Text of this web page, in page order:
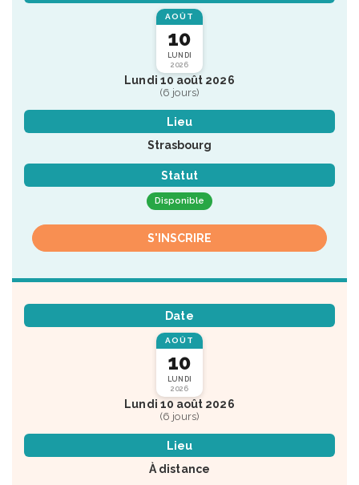
AOÛT
10
LUNDI
2026
Lundi 10 août 2026
(6 jours)
Lieu
Strasbourg
Statut
Disponible
S'INSCRIRE
Date
AOÛT
10
LUNDI
2026
Lundi 10 août 2026
(6 jours)
Lieu
À distance